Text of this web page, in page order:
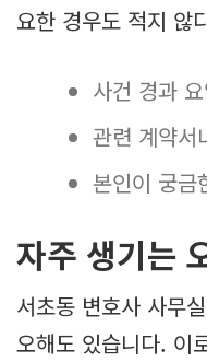
요한 경우도 적지 않
사건 경과
관련 계약서
본인이 궁금
자주 생기는
서초동 변호사 사무
오해도 있습니다. 이